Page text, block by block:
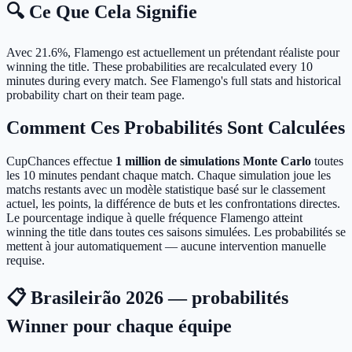
🔍 Ce Que Cela Signifie
Avec 21.6%, Flamengo est actuellement un prétendant réaliste pour
winning the title. These probabilities are recalculated every 10
minutes during every match. See Flamengo's full stats and historical
probability chart on their team page.
Comment Ces Probabilités Sont Calculées
CupChances effectue 1 million de simulations Monte Carlo toutes
les 10 minutes pendant chaque match. Chaque simulation joue les
matchs restants avec un modèle statistique basé sur le classement
actuel, les points, la différence de buts et les confrontations directes.
Le pourcentage indique à quelle fréquence Flamengo atteint
winning the title dans toutes ces saisons simulées. Les probabilités se
mettent à jour automatiquement — aucune intervention manuelle
requise.
📋 Brasileirão 2026 — probabilités
Winner pour chaque équipe